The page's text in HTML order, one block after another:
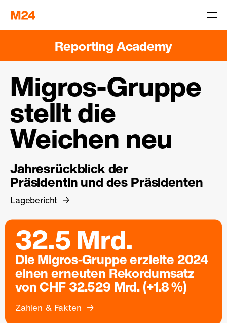
Reporting Academy
Migros-Gruppe
stellt die
Weichen neu
Jahresrückblick der
Präsidentin und des Präsidenten
Lagebericht
32.5 Mrd.
Die Migros-Gruppe erzielte 2024
einen erneuten Rekordumsatz
von CHF 32.529 Mrd. (+1.8 %)
Zahlen & Fakten